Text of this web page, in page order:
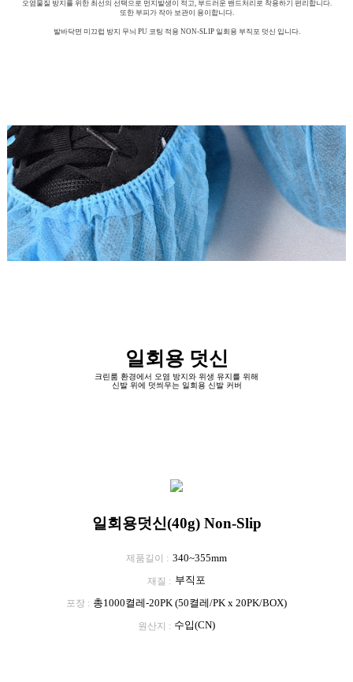
오염물질 방지를 위한 최선의 선택으로 먼지발생이 적고, 부드러운 밴드처리로 착용하기 편리합니다.
또한 부피가 작아 보관이 용이합니다.
발바닥면 미끄럽 방지 무늬 PU 코팅 적용 NON-SLIP 일회용 부직포 덧신 입니다.
일회용 덧신
크린룸 환경에서 오염 방지와 위생 유지를 위해
신발 위에 덧씌우는 일회용 신발 커버
일회용덧신(40g) Non-Slip
제품길이 340~355mm
재질 부직포
포장 총1000켤레-20PK (50켤레/PK x 20PK/BOX)
원산지 수입(CN)